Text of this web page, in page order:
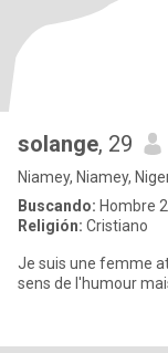
solange, 29
Niamey, Niamey,
Buscando: Hombre
Religión: Cristiano
Je suis une femme
sens de l'humour